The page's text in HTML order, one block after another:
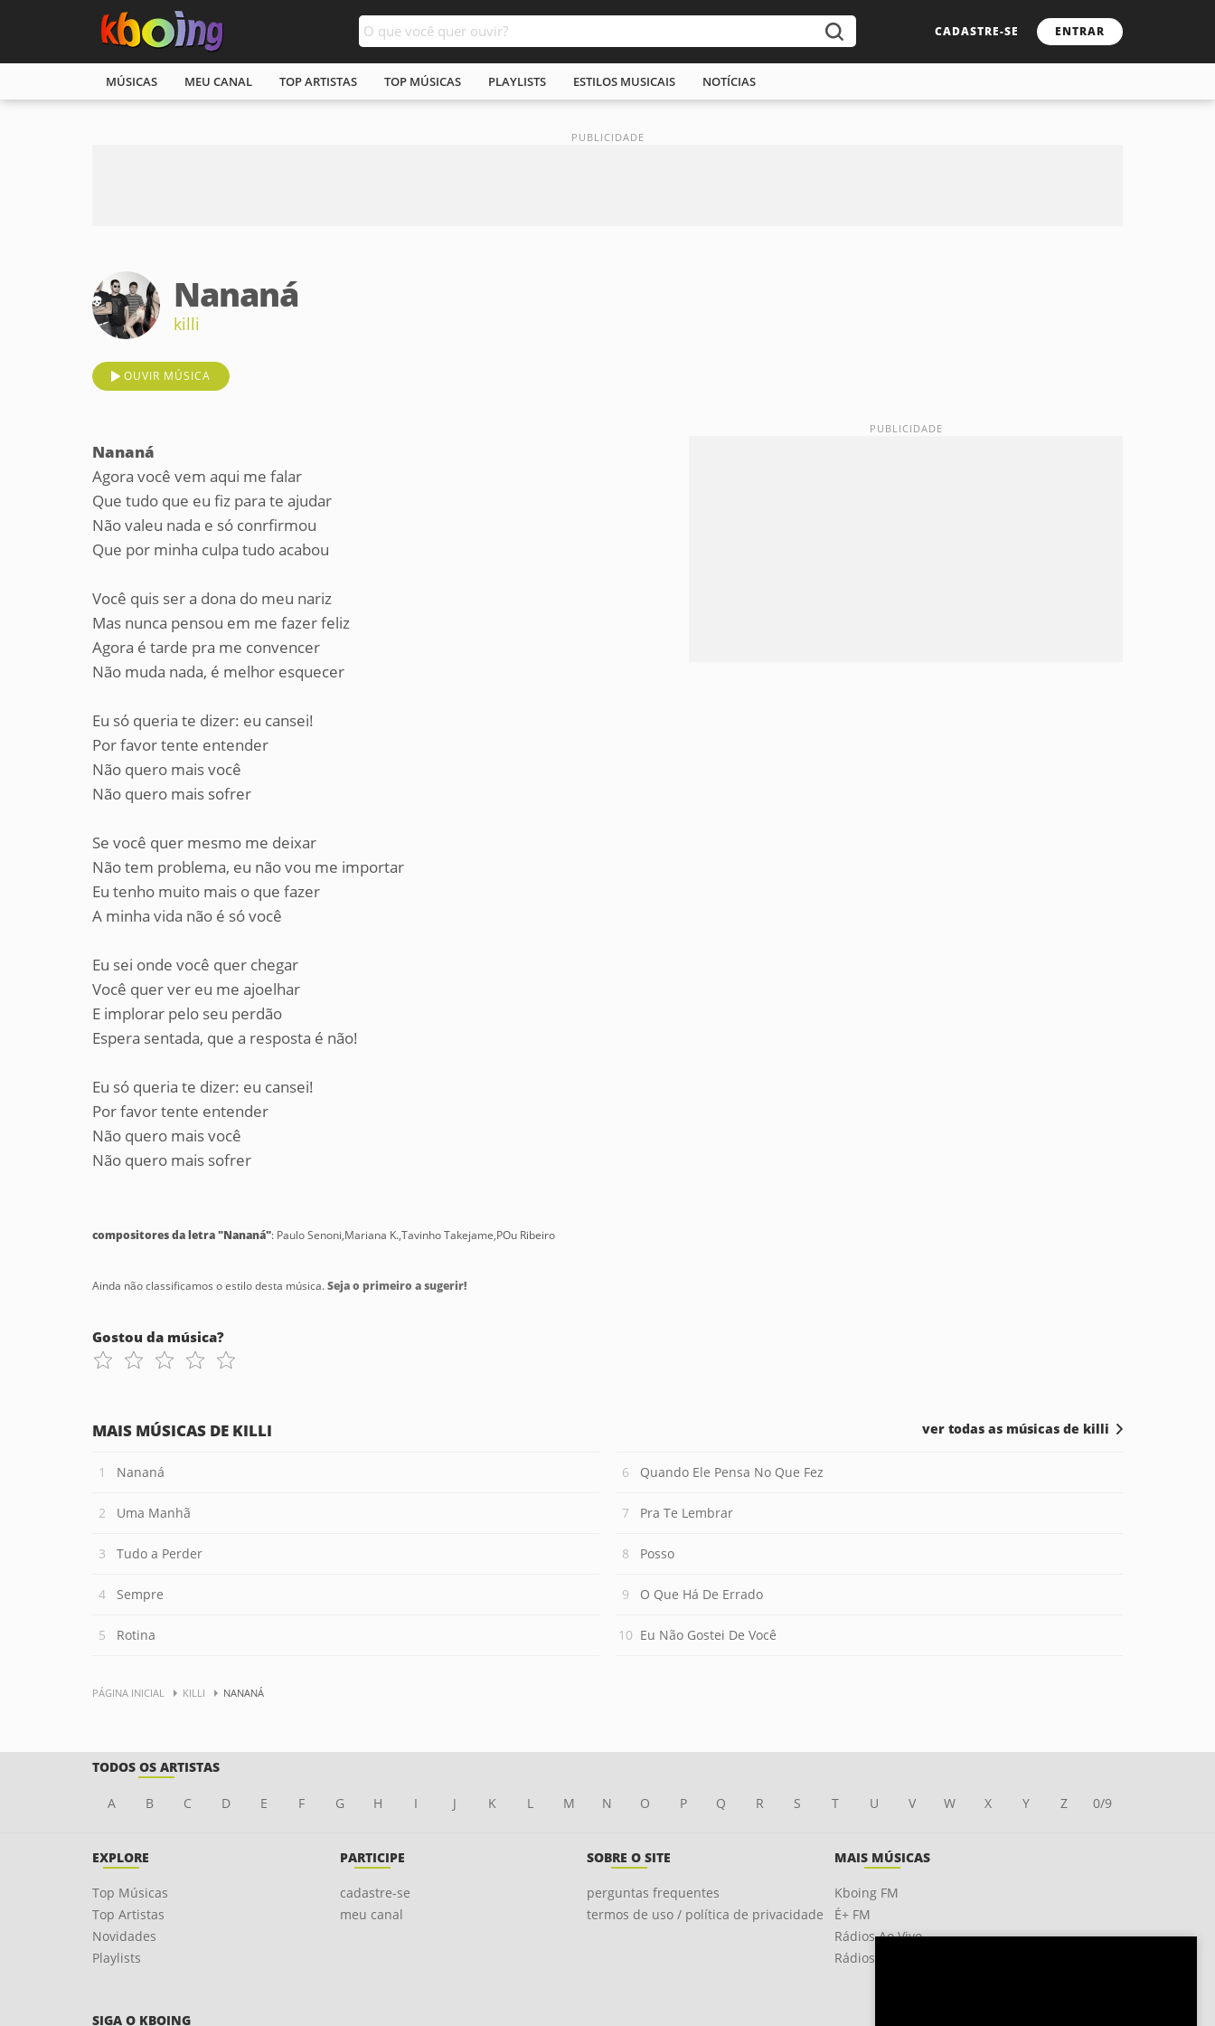
CADASTRE-SE ENTRAR
MÚSICAS MEU CANAL TOP ARTISTAS TOP MÚSICAS PLAYLISTS ESTILOS MUSICAIS NOTÍCIAS
Nananá
killi
OUVIR MÚSICA
Nananá
Agora você vem aqui me falar
Que tudo que eu fiz para te ajudar
Não valeu nada e só conrfirmou
Que por minha culpa tudo acabou
Você quis ser a dona do meu nariz
Mas nunca pensou em me fazer feliz
Agora é tarde pra me convencer
Não muda nada, é melhor esquecer
Eu só queria te dizer: eu cansei!
Por favor tente entender
Não quero mais você
Não quero mais sofrer
Se você quer mesmo me deixar
Não tem problema, eu não vou me importar
Eu tenho muito mais o que fazer
A minha vida não é só você
Eu sei onde você quer chegar
Você quer ver eu me ajoelhar
E implorar pelo seu perdão
Espera sentada, que a resposta é não!
Eu só queria te dizer: eu cansei!
Por favor tente entender
Não quero mais você
Não quero mais sofrer
compositores da letra "Nananá": Paulo Senoni,Mariana K.,Tavinho Takejame,POu Ribeiro
Ainda não classificamos o estilo desta música.Seja o primeiro a sugerir!
Gostou da música?
MAIS MÚSICAS DE KILLI
Nananá
Uma Manhã
Tudo a Perder
Sempre
Rotina
Quando Ele Pensa No Que Fez
Pra Te Lembrar
Posso
O Que Há De Errado
Eu Não Gostei De Você
ver todas as músicas de killi
PÁGINA INICIAL KILLI NANANÁ
TODOS OS ARTISTAS
A B C D E F G H I J K L M N O P Q R S T U V W X Y Z 0/9
EXPLORE
Top Músicas
Top Artistas
Novidades
Playlists
PARTICIPE
cadastre-se
meu canal
SOBRE O SITE
perguntas frequentes
termos de uso / política de privacidade
MAIS MÚSICAS
Kboing FM
É+ FM
Rádios Ao Vivo
Rádios OnLine
SIGA O KBOING